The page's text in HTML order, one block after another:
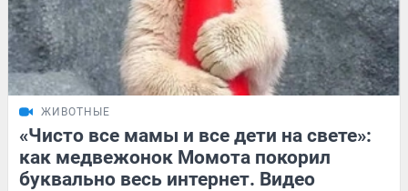
ЖИВОТНЫЕ
«Чисто все мамы и все дети на свете»:
как медвежонок Момота покорил
буквально весь интернет. Видео